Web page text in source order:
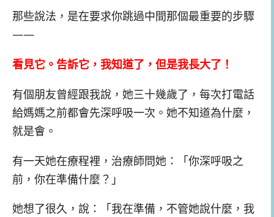
那些說法，是在要求你跳過中間那個最重要的步驟
——
看見它。告訴它，我知道了，但是我長大了！
有個朋友曾經跟我說，她三十幾歲了，每次打電話
給媽媽之前都會先深呼吸一次。她不知道為什麼，
就是會。
有一天她在療程裡，治療師問她：「你深呼吸之
前，你在準備什麼？」
她想了很久，說：「我在準備，不管她說什麼，我